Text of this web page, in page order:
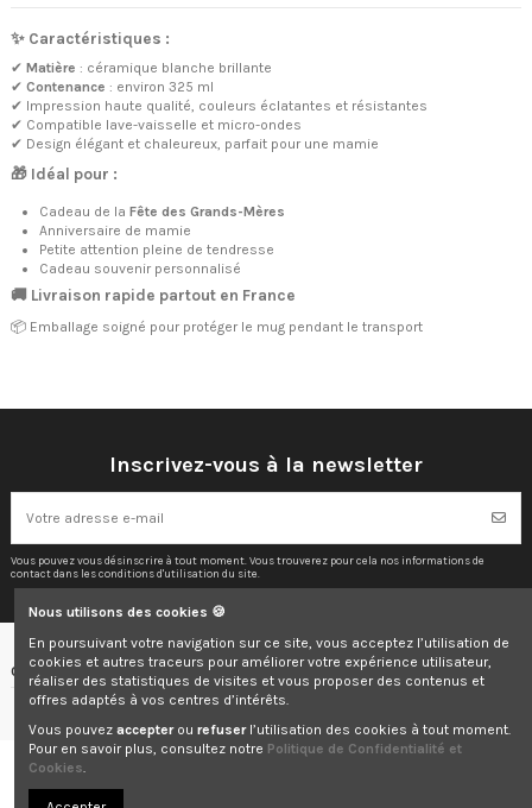
✨ Caractéristiques :
✔ Matière : céramique blanche brillante
✔ Contenance : environ 325 ml
✔ Impression haute qualité, couleurs éclatantes et résistantes
✔ Compatible lave-vaisselle et micro-ondes
✔ Design élégant et chaleureux, parfait pour une mamie
🎁 Idéal pour :
Cadeau de la Fête des Grands-Mères
Anniversaire de mamie
Petite attention pleine de tendresse
Cadeau souvenir personnalisé
🚚 Livraison rapide partout en France
📦 Emballage soigné pour protéger le mug pendant le transport
Inscrivez-vous à la newsletter
Vous pouvez vous désinscrire à tout moment. Vous trouverez pour cela nos informations de
contact dans les conditions d'utilisation du site.
Contactez-nous
Nous utilisons des cookies 🍪
En poursuivant votre navigation sur ce site, vous acceptez l’utilisation de
cookies et autres traceurs pour améliorer votre expérience utilisateur,
réaliser des statistiques de visites et vous proposer des contenus et
offres adaptés à vos centres d’intérêts.
Vous pouvez accepterou refuserl’utilisation des cookies à tout moment.
Pour en savoir plus, consultez notre Politique de Confidentialité et
Cookies.